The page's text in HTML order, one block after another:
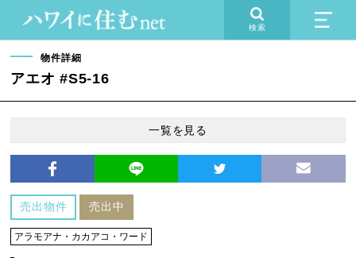
検索
物件詳細
アエオ #S5-16
一覧を見る
売出物件 売出中
アラモアナ・カカアコ・ワード